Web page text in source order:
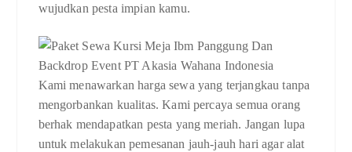
wujudkan pesta impian kamu.
Kami menawarkan harga sewa yang terjangkau tanpa
mengorbankan kualitas. Kami percaya semua orang
berhak mendapatkan pesta yang meriah. Jangan lupa
untuk melakukan pemesanan jauh-jauh hari agar alat